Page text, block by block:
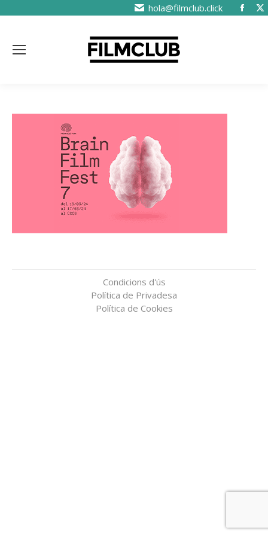
hola@filmclub.click
Condicions d'ús
Política de Privadesa
Política de Cookies